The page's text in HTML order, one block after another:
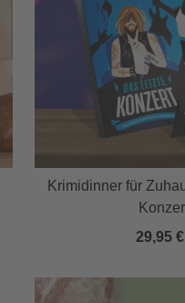
Krimidinner für
29,95 €